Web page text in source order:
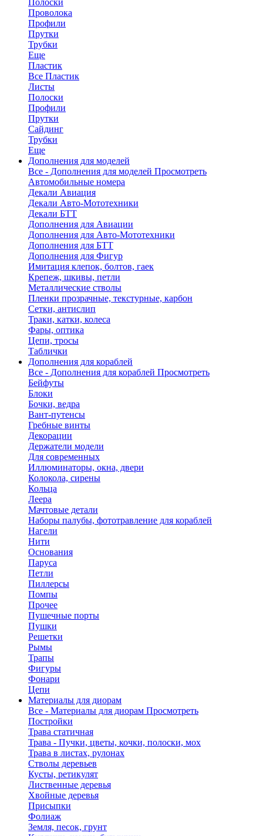
Полоски
Проволока
Профили
Прутки
Трубки
Еще
Пластик
Все Пластик
Листы
Полоски
Профили
Прутки
Сайдинг
Трубки
Еще
Дополнения для моделей
Все - Дополнения для моделей Просмотреть
Автомобильные номера
Декали Авиация
Декали Авто-Мототехники
Декали БТТ
Дополнения для Авиации
Дополнения для Авто-Мототехники
Дополнения для БТТ
Дополнения для Фигур
Имитация клепок, болтов, гаек
Крепеж, шкивы, петли
Металлические стволы
Пленки прозрачные, текстурные, карбон
Сетки, антислип
Траки, катки, колеса
Фары, оптика
Цепи, тросы
Таблички
Дополнения для кораблей
Все - Дополнения для кораблей Просмотреть
Бейфуты
Блоки
Бочки, ведра
Вант-путенсы
Гребные винты
Декорации
Держатели модели
Для современных
Иллюминаторы, окна, двери
Колокола, сирены
Кольца
Леера
Мачтовые детали
Наборы палубы, фототравление для кораблей
Нагели
Нити
Основания
Паруса
Петли
Пиллерсы
Помпы
Прочее
Пушечные порты
Пушки
Решетки
Рымы
Трапы
Фигуры
Фонари
Цепи
Материалы для диорам
Все - Материалы для диорам Просмотреть
Постройки
Трава статичная
Трава - Пучки, цветы, кочки, полоски, мох
Трава в листах, рулонах
Стволы деревьев
Кусты, ретикулят
Лиственные деревья
Хвойные деревья
Присыпки
Фолиаж
Земля, песок, грунт